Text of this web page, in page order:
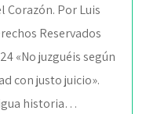
Corazón. Por Luis
Reservados
«No juzguéis según
con justo juicio».
historia…